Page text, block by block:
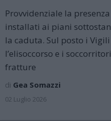
Provvidenziale la
installati ai piani
la caduta. Sul posto i
l’elisoccorso e i
fratture
di Gea Somazzi
02 Luglio 2026